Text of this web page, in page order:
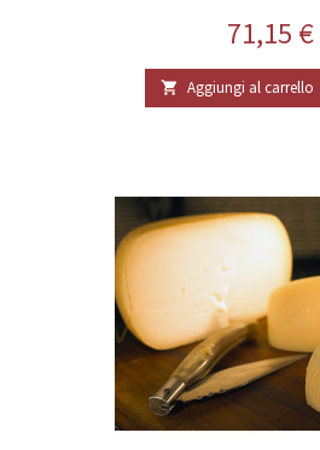
Prezzo
71,15 €
 Aggiungi al carrello